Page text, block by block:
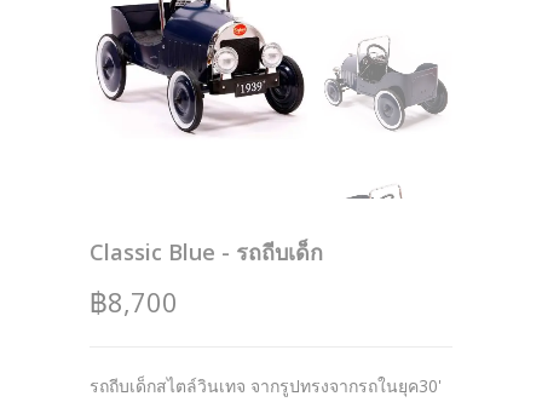
Classic Blue - รถถีบเด็ก
฿8,700
รถถีบเด็กสไตล์วินเทจ จากรูปทรงจากรถในยุค30'